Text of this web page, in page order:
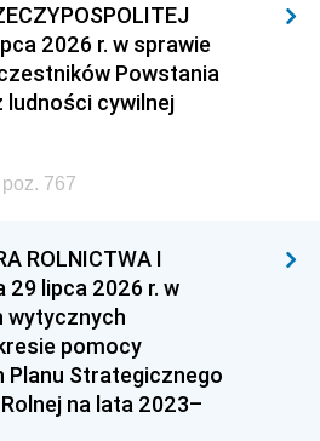
2026 r. w sprawie
Powstania
cywilnej
767
ROLNICTWA I
29 lipca 2026 r. w
wytycznych
pomocy
Planu Strategicznego
na lata 2023–